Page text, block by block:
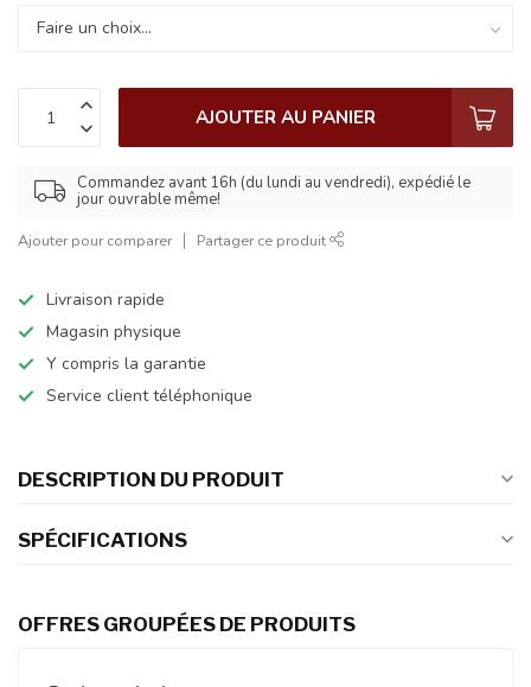
AJOUTER AU PANIER
Commandez avant 16h (du lundi au vendredi), expédié le
jour ouvrable même!
Ajouter pour comparer Partager ce produit
Livraison rapide
Magasin physique
Y compris la garantie
Service client téléphonique
DESCRIPTION DU PRODUIT
SPÉCIFICATIONS
OFFRES GROUPÉES DE PRODUITS